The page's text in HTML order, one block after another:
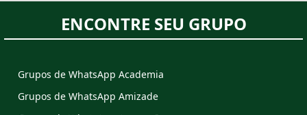
ENCONTRE SEU GRUPO
Grupos de WhatsApp Academia
Grupos de WhatsApp Amizade